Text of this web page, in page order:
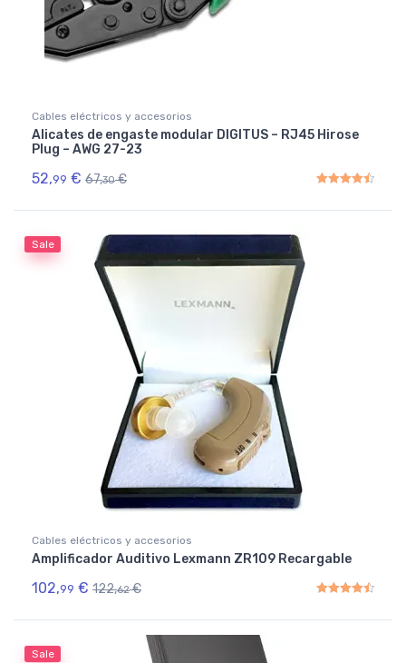
Cables eléctricos y accesorios
Alicates de engaste modular DIGITUS – RJ45 Hirose
Plug – AWG 27-23
52,99 € 67,30 €
Sale
Cables eléctricos y accesorios
Amplificador Auditivo Lexmann ZR109 Recargable
102,99 € 122,62 €
Sale